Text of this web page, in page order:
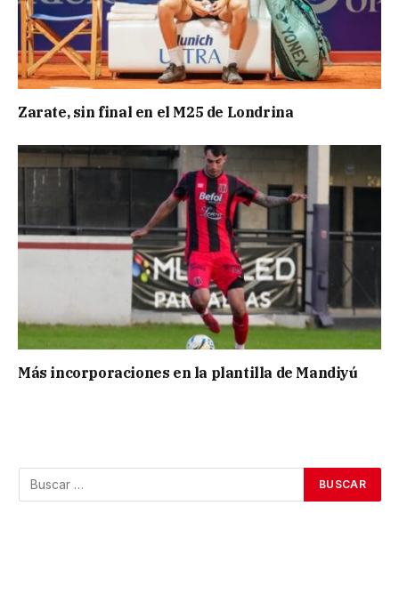
Zarate, sin final en el M25 de Londrina
Más incorporaciones en la plantilla de Mandiyú